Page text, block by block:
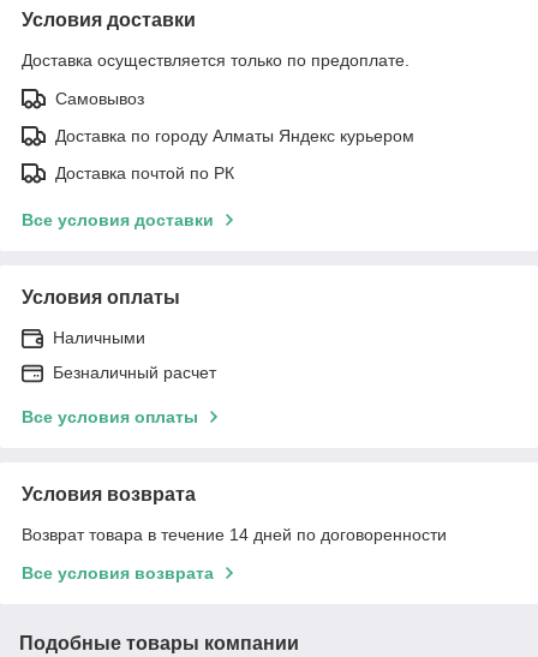
Условия доставки
Доставка осуществляется только по предоплате.
Самовывоз
Доставка по городу Алматы Яндекс курьером
Доставка почтой по РК
Все условия доставки
Условия оплаты
Наличными
Безналичный расчет
Все условия оплаты
Условия возврата
Возврат товара в течение 14 дней по договоренности
Все условия возврата
Подобные товары компании